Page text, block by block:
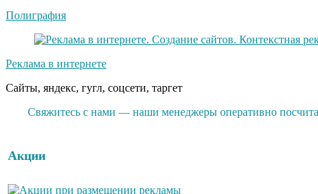
Полиграфия
Реклама в интернете
Сайты, яндекс, гугл, соцсети, таргет
Свяжитесь с нами — наши менеджеры оперативно
Акции